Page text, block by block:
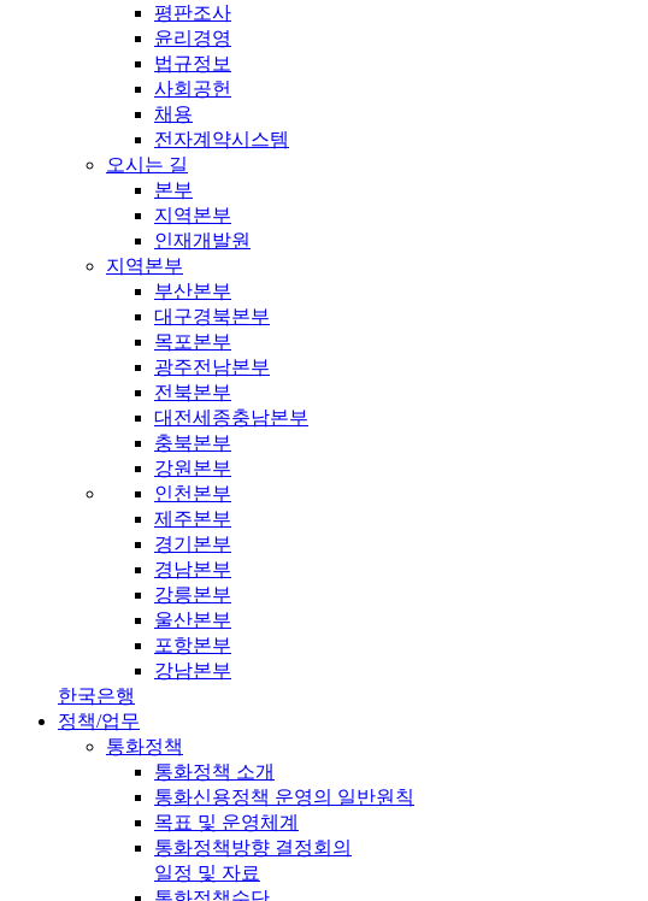
평판조사
윤리경영
법규정보
사회공헌
채용
전자계약시스템
오시는 길
본부
지역본부
인재개발원
지역본부
부산본부
대구경북본부
목포본부
광주전남본부
전북본부
대전세종충남본부
충북본부
강원본부
인천본부
제주본부
경기본부
경남본부
강릉본부
울산본부
포항본부
강남본부
한국은행
정책/업무
통화정책
통화정책 소개
통화신용정책 운영의 일반원칙
목표 및 운영체계
통화정책방향 결정회의
일정 및 자료